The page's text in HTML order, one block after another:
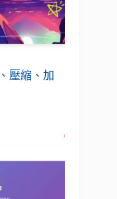
壓縮、加